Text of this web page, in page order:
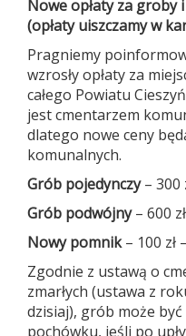
Nowe opłaty za
(opłaty uiszczamy w
Pragniemy
wzrosły opłaty za
całego Powiatu
jest cmentarzem
dlatego nowe ceny
komunalnych.
Grób pojedynczy– 300
Grób podwójny– 600
Nowy pomnik– 100 zł
Zgodnie z ustawą o
zmarłych (ustawa z
dzisiaj), grób może
pochówku, jeśli po